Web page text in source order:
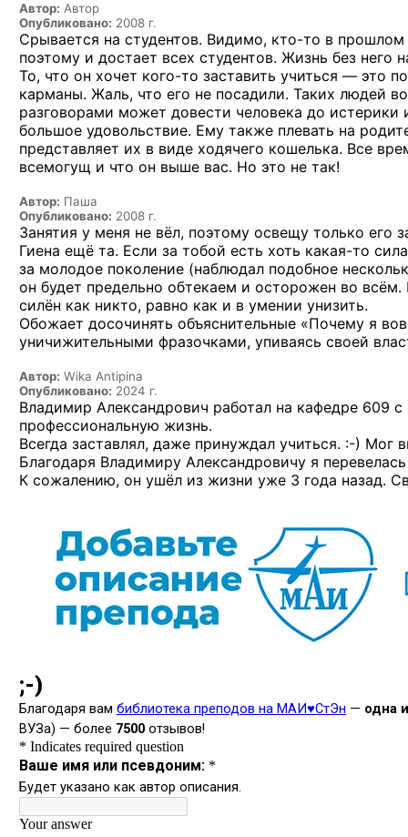
Автор: Автор
Опубликовано: 2008 г.
Срывается на студентов. Видимо, кто-то в прошлом
поэтому и достает всех студентов. Жизнь без него
То, что он хочет кого-то заставить учиться — это
карманы. Жаль, что его не посадили. Таких людей
разговорами может довести человека до истерики
большое удовольствие. Ему также плевать на
представляет их в виде ходячего кошелька. Все
всемогущ и что он выше вас. Но это не так!
Автор: Паша
Опубликовано: 2008 г.
Занятия у меня не вёл, поэтому освещу только его
Гиена ещё та. Если за тобой есть хоть какая-то
за молодое поколение (наблюдал подобное
он будет предельно обтекаем и осторожен во
силён как никто, равно как и в умении унизить.
Обожает досочинять объяснительные «Почему я
уничижительными фразочками, упиваясь своей
Автор: Wika Antipina
Опубликовано: 2024 г.
Владимир Александрович работал на кафедре 609
профессиональную жизнь.
Всегда заставлял, даже принуждал учиться. :-) Мог
Благодаря Владимиру Александровичу я
К сожалению, он ушёл из жизни уже 3 года назад.